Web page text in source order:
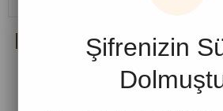
Şifrenizin